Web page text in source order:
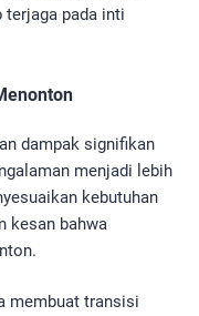
pada inti
dampak signifikan
menjadi lebih
kebutuhan
kesan bahwa
membuat transisi